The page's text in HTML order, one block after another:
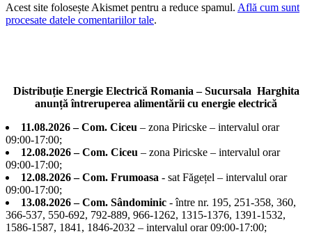
Acest site folosește Akismet pentru a reduce spamul. Află cum sunt
procesate datele comentariilor tale.
Distribuție Energie Electrică Romania – Sucursala Harghita
anunță întreruperea alimentării cu energie electrică
11.08.2026 – Com. Ciceu – zona Piricske – intervalul orar
09:00-17:00;
12.08.2026 – Com. Ciceu – zona Piricske – intervalul orar
09:00-17:00;
12.08.2026 – Com. Frumoasa - sat Făgețel – intervalul orar
09:00-17:00;
13.08.2026 – Com. Sândominic - între nr. 195, 251-358, 360,
366-537, 550-692, 792-889, 966-1262, 1315-1376, 1391-1532,
1586-1587, 1841, 1846-2032 – intervalul orar 09:00-17:00;